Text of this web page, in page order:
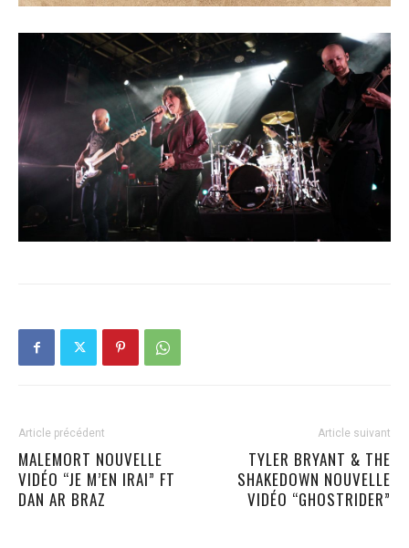
Article précédent
MALEMORT NOUVELLE
VIDÉO “JE M’EN IRAI” FT
DAN AR BRAZ
Article suivant
TYLER BRYANT & THE
SHAKEDOWN NOUVELLE
VIDÉO “GHOSTRIDER”